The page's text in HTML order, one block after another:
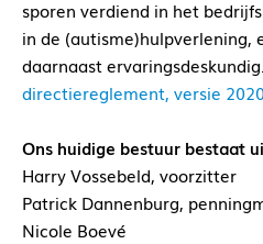
sporen verdiend in het
in de (autisme)hulpverlening,
daarnaast
directiereglement, versie
Ons huidige bestuur bestaat
Harry Vossebeld, voorzitter
Patrick Dannenburg,
Nicole Boevé